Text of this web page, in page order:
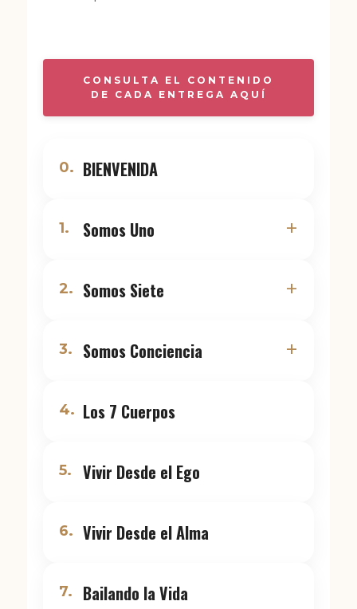
CONSULTA EL CONTENIDO
DE CADA ENTREGA AQUÍ
0. BIENVENIDA
1. Somos Uno +
2. Somos Siete +
3. Somos Conciencia +
4. Los 7 Cuerpos
5. Vivir Desde el Ego
6. Vivir Desde el Alma
7. Bailando la Vida